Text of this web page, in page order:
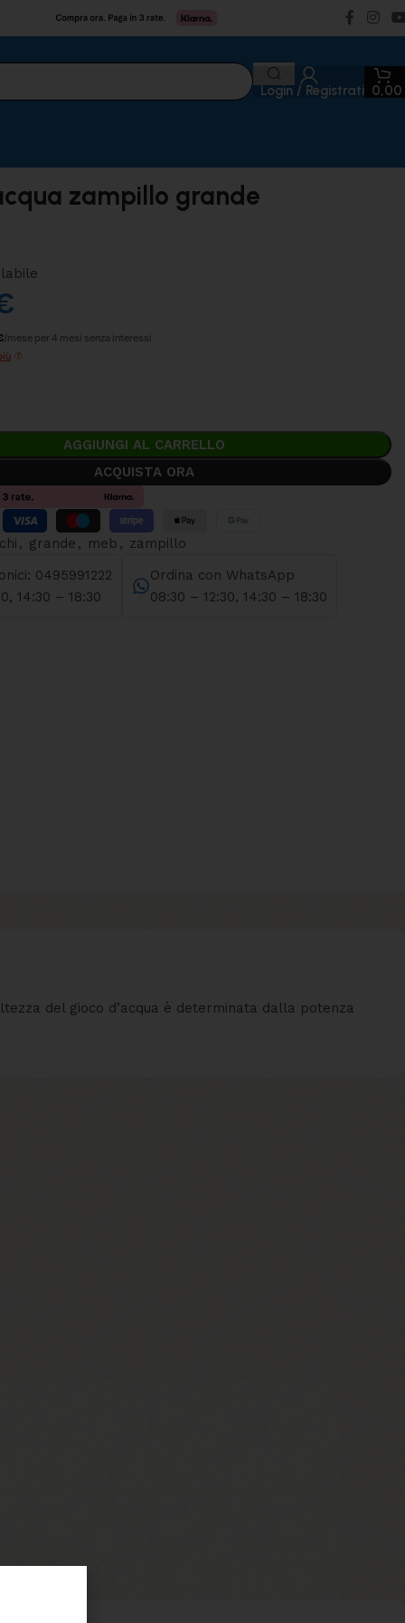
Login / Registrati 0,00
zampillo grande
/mese per 4 mesi senza interessi
AGGIUNGI AL CARRELLO
ACQUISTA ORA
, grande , meb , zampillo
0495991222
14:30 – 18:30
Ordina con WhatsApp
08:30 – 12:30, 14:30 – 18:30
del gioco d’acqua è determinata dalla potenza